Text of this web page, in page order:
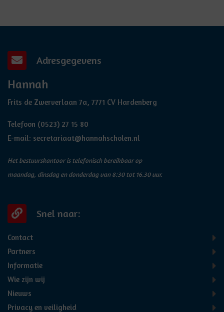
Adresgegevens
Hannah
Frits de Zwerverlaan 7a, 7771 CV Hardenberg
Telefoon (0523) 27 15 80
E-mail: secretariaat@hannahscholen.nl
Het bestuurskantoor is telefonisch bereikbaar op
maandag, dinsdag en donderdag van 8:30 tot 16.30 uur.
Snel naar:
Contact
Partners
Informatie
Wie zijn wij
Nieuws
Privacy en veiligheid